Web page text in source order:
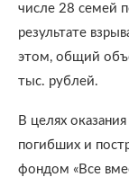
числе 28 семей
результате
этом, общий
тыс. рублей.
В целях
погибших и
фондом «Все